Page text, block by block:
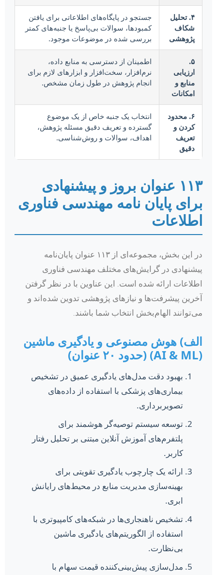
۴. تحلیل
شکاف
پژوهشی
جستجو در پایگاه‌های اطلاعاتی برای یافتن
کمبودها، سوالات بی‌پاسخ یا جنبه‌های کمتر
بررسی شده در موضوعات موجود.
۵.
ارزیابی
منابع و
امکانات
اطمینان از دسترسی به منابع داده،
نرم‌افزار، سخت‌افزار و ابزارهای لازم برای
انجام پژوهش در طول زمان مشخص.
۶. محدود
کردن و
تعریف
دقیق
انتخاب یک جنبه خاص از یک موضوع
گسترده و تعریف دقیق مسئله پژوهش،
اهداف، سوالات و روش‌شناسی.
۱۱۳ عنوان بروز و پیشنهادی
برای پایان نامه مهندسی فناوری
اطلاعات
در این بخش، مجموعه‌ای از ۱۱۳ عنوان پایان‌نامه
پیشنهادی در گرایش‌های مختلف مهندسی فناوری
اطلاعات ارائه شده است. این عناوین با در نظر گرفتن
آخرین پیشرفت‌ها و نیازهای پژوهشی تدوین شده‌اند و
می‌توانند الهام‌بخش انتخاب شما باشند.
الف) هوش مصنوعی و یادگیری ماشین
(AI & ML) (حدود ۲۰ عنوان)
بهبود دقت مدل‌های یادگیری عمیق در تشخیص
بیماری‌های پزشکی با استفاده از داده‌های
تصویربرداری.
توسعه سیستم توصیه‌گر هوشمند برای
پلتفرم‌های آموزش آنلاین مبتنی بر تحلیل رفتار
کاربر.
ارائه یک چارچوب یادگیری تقویتی برای
بهینه‌سازی مدیریت منابع در محیط‌های رایانش
ابری.
تشخیص ناهنجاری‌ها در شبکه‌های کامپیوتری با
استفاده از الگوریتم‌های یادگیری ماشین
بی‌نظارت.
مدل‌سازی پیش‌بینی‌کننده قیمت سهام با